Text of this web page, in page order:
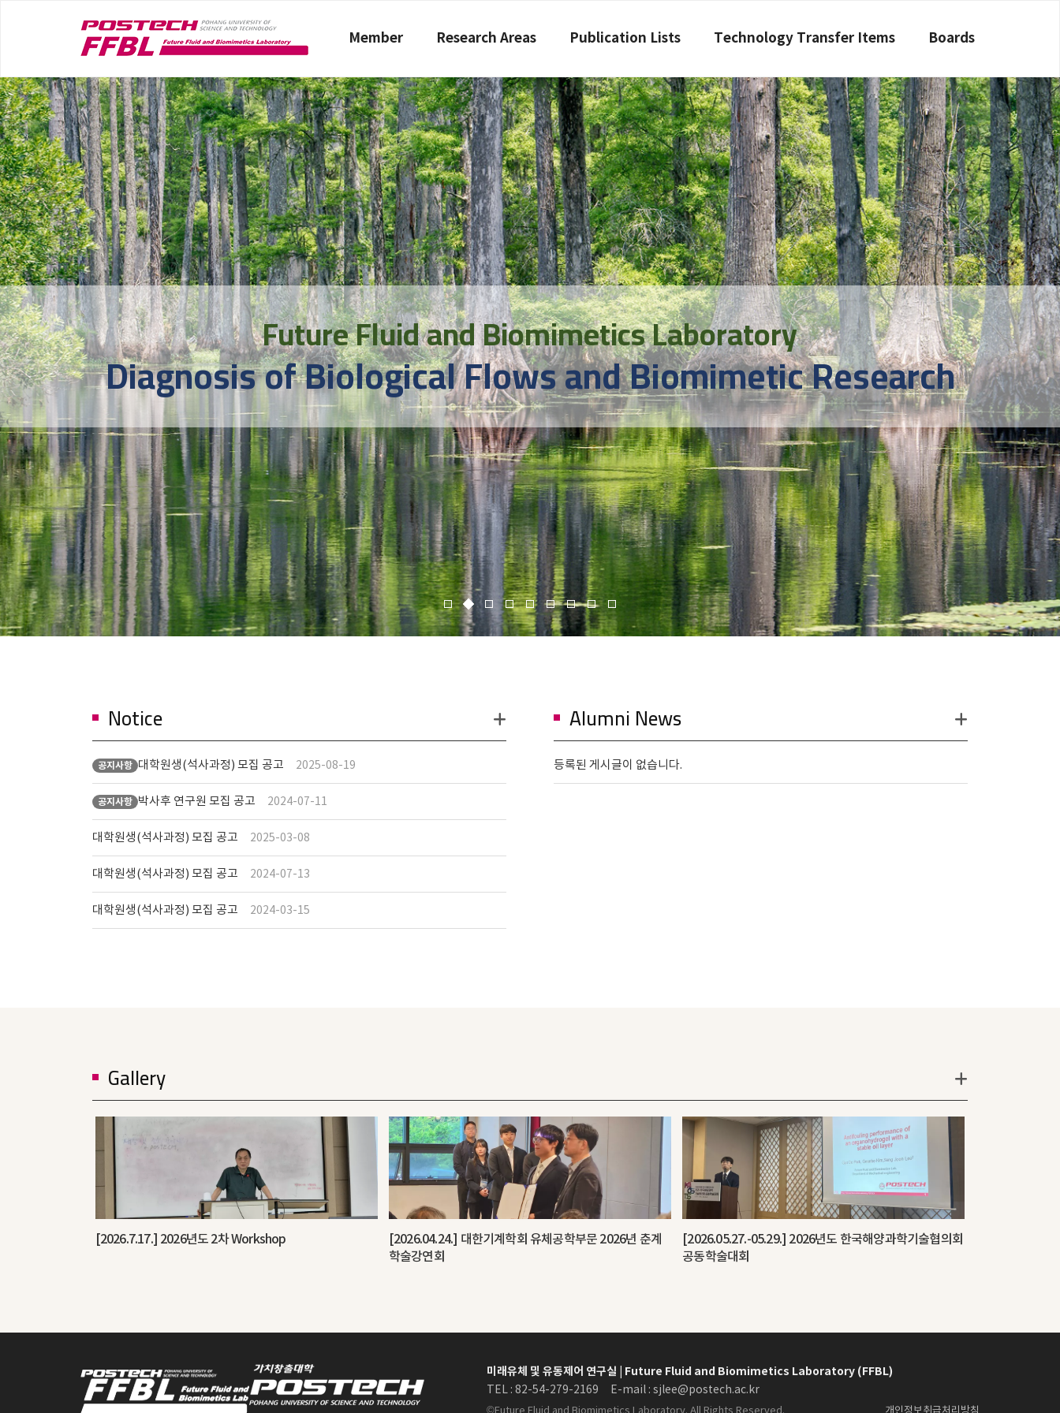
Member Research Areas Publication Lists Technology Transfer Items Boards
Future Fluid and Biomimetics Laboratory
Diagnosis of Biological Flows and Biomimetic Research
Notice
공지사항 2025-08-19
대학원생(석사과정) 모집 공고
공지사항 2024-07-11
박사후 연구원 모집 공고
2025-03-08
대학원생(석사과정) 모집 공고
2024-07-13
대학원생(석사과정) 모집 공고
2024-03-15
대학원생(석사과정) 모집 공고
Alumni News
등록된 게시글이 없습니다.
Gallery
[2026.7.17.] 2026년도 2차 Workshop
[2026.04.24.] 대한기계학회 유체공학부문 2026년 춘계
학술강연회
[2026.05.27.-05.29.] 2026년도 한국해양과학기술협의회
공동학술대회
미래유체 및 유동제어 연구실 | Future Fluid and Biomimetics Laboratory (FFBL)
TEL : 82-54-279-2169 E-mail : sjlee@postech.ac.kr